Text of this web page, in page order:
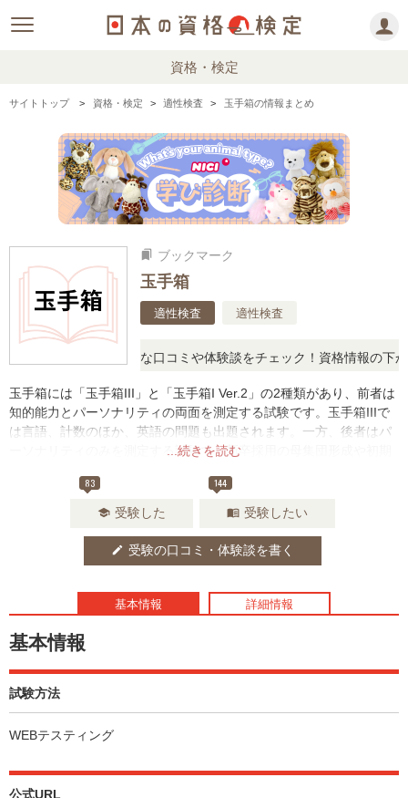
資格・検定
サイトトップ 資格・検定 適性検査 玉手箱の情報まとめ
bookmarks ブックマーク
玉手箱
適性検査 適性検査
思ったら、リアルな口コミや体験談をチェック！資格情報の下から
...続きを読む
玉手箱には「玉手箱III」と「玉手箱I Ver.2」の2種類があり、前者は
知的能力とパーソナリティの両面を測定する試験です。玉手箱IIIで
は言語、計数のほか、英語の問題も出題されます。一方、後者はパ
ーソナリティのみを測定する試験で、新卒採用の母集団形成や初期
83
school 受験した
144
menu_book 受験したい
edit 受験の口コミ・体験談を書く
基本情報 詳細情報
基本情報
試験方法
WEBテスティング
公式URL